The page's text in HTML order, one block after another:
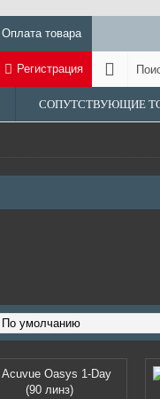
Оплата товара
Регистрация
СОПУТСТВУЮЩИЕ